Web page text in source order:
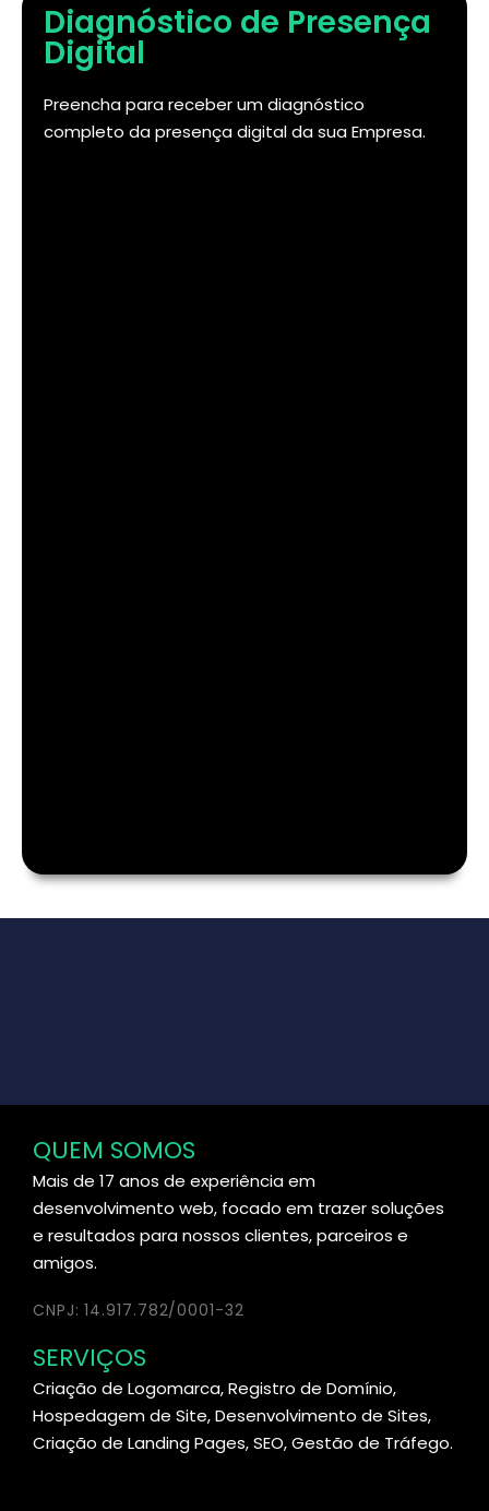
Diagnóstico de Presença
Digital
Preencha para receber um diagnóstico
completo da presença digital da sua Empresa.
QUEM SOMOS
Mais de 17 anos de experiência em
desenvolvimento web, focado em trazer soluções
e resultados para nossos clientes, parceiros e
amigos.
CNPJ: 14.917.782/0001-32
SERVIÇOS
Criação de Logomarca, Registro de Domínio,
Hospedagem de Site, Desenvolvimento de Sites,
Criação de Landing Pages, SEO, Gestão de Tráfego.